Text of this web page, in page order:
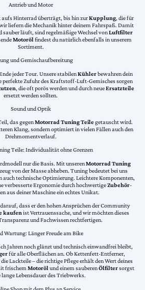
Antrieb und Motor
aufs Hinterrad überträgt, bis hin zurKupplung, die für
liefern die Mechanik hinter deinem Fahrspaß. Damit
läuft, sind regelmäßige Wechsel vonLuftfilter
Motorölfindest du natürlich ebenfalls in unserem
Sortiment.
und Gemischaufbereitung
jeder Tour. Unsere stabilenKühlerbewahren dein
perfekte Zufuhr des Kraftstoff-Luft-Gemisches sorgen
, die oft porös werden und durch neueErsatzteile
ersetzt werden sollten.
Sound und Optik
das gegenMotorrad Tuning Teilegetauscht wird.
Klang, sondern optimiert in vielen Fällen auch den
Drehmomentverlauf.
Teile: Individualität ohne Grenzen
nur die Basis. Mit unserenMotorrad Tuning
von der Masse abheben. Tuning bedeutet bei uns
auch technische Optimierung. Leichtere Komponenten,
verbesserte Ergonomie durch hochwertigeZubehör-
aus deiner Maschine ein echtes Unikat.
dass er den hohen Ansprüchen der Community
kaufen ist Vertrauenssache, und wir möchten dieses
und Fachwissen rechtfertigen.
Wartung: Länger Freude am Bike
Jahren noch glänzt und technisch einwandfrei bleibt,
für alle Oberflächen an. Ob Kettenfett-Entferner,
Lackteile – die richtige Pflege erhält den Wert deines
frischemMotorölund einem sauberenÖlfiltersorgst
lange Lebensdauer des Triebwerks.